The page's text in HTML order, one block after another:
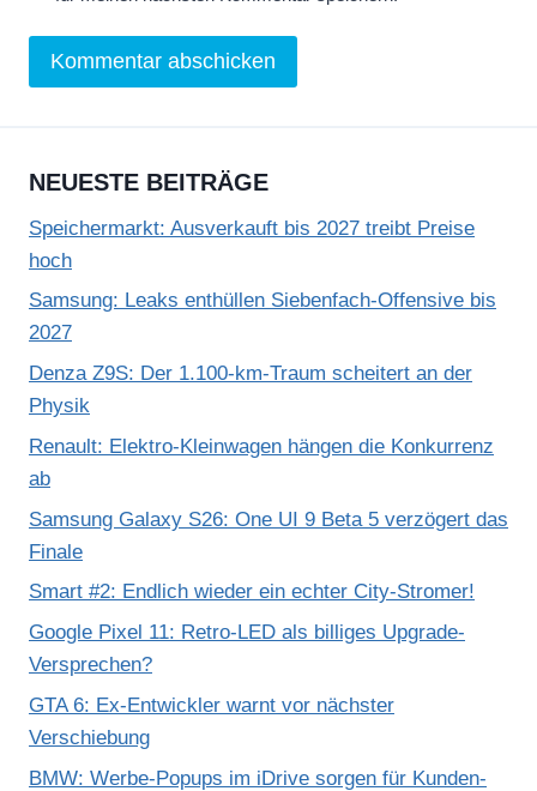
NEUESTE BEITRÄGE
Speichermarkt: Ausverkauft bis 2027 treibt Preise
hoch
Samsung: Leaks enthüllen Siebenfach-Offensive bis
2027
Denza Z9S: Der 1.100-km-Traum scheitert an der
Physik
Renault: Elektro-Kleinwagen hängen die Konkurrenz
ab
Samsung Galaxy S26: One UI 9 Beta 5 verzögert das
Finale
Smart #2: Endlich wieder ein echter City-Stromer!
Google Pixel 11: Retro-LED als billiges Upgrade-
Versprechen?
GTA 6: Ex-Entwickler warnt vor nächster
Verschiebung
BMW: Werbe-Popups im iDrive sorgen für Kunden-